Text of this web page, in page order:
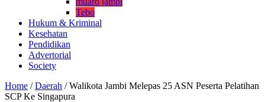
Tebo
Hukum & Kriminal
Kesehatan
Pendidikan
Advertorial
Society
Home / Daerah / Walikota Jambi Melepas 25 ASN Peserta Pelatihan
SCP Ke Singapura